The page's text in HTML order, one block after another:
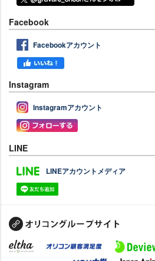
Facebook
Facebookアカウント
Instagram
Instagramアカウント
LINE
LINEアカウントメディア